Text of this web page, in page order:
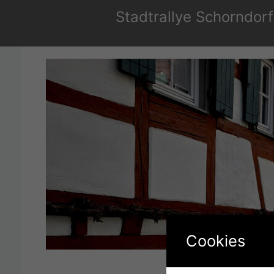
Stadtrallye
Cookies